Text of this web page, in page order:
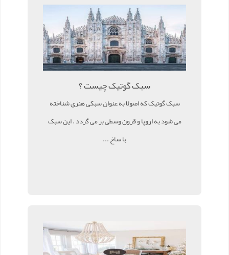
سبک گوتیک چیست ؟
سبک گوتیک که اصولا به عنوان سبکی هنری شناخته
می شود به اروپا و قرون وسطی بر می گردد . این سبک
با ساخ ...